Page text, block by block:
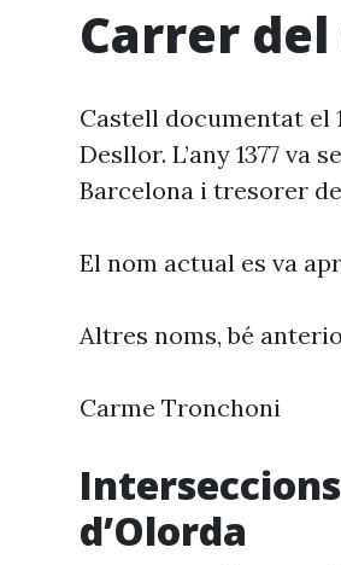
Carrer del
Castell documentat el
Desllor. L’any 1377
Barcelona i tresorer
El nom actual es va
Altres noms, bé
Carme Tronchoni
d’Olorda